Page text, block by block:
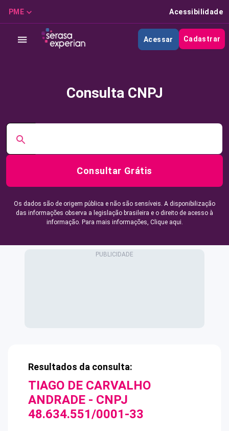
PME Acessibilidade
Acessar Cadastrar
Consulta CNPJ
Consultar Grátis
Os dados são de origem pública e não são sensíveis. A disponibilização
das informações observa a legislação brasileira e o direito de acesso à
informação. Para mais informações, Clique aqui.
Resultados da consulta:
TIAGO DE CARVALHO
ANDRADE - CNPJ
48.634.551/0001-33